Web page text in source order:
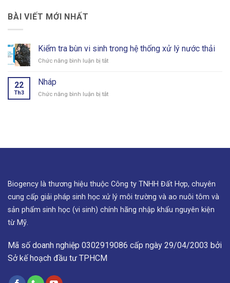
BÀI VIẾT MỚI NHẤT
Kiểm tra bùn vi sinh trong hệ thống xử lý nước thải
Chức năng bình luận bị tắt
lý
22
Th3
Nháp
Chức năng bình luận bị tắt
Biogency là thương hiệu thuộc Công ty TNHH Đất Hợp, chuyên
cung cấp giải pháp sinh học xử lý môi trường và ao nuôi tôm và
sản phẩm sinh học (vi sinh) chính hãng nhập khẩu nguyên kiện
từ Mỹ.
Mã số doanh nghiệp 0302919086 cấp ngày 29/04/2003 bởi
Sở kế hoạch đầu tư TPHCM